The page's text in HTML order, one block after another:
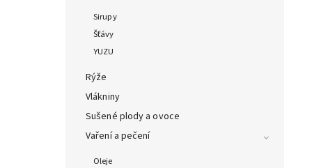
Sirupy
Šťávy
YUZU
Rýže
Vlákniny
Sušené plody a ovoce
Vaření a pečení
Oleje